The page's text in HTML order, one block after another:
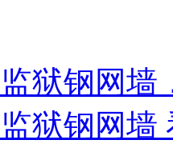
监狱钢网墙
监狱钢网墙